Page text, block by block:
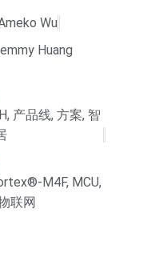
Wu
Huang
, 产品线, 方案, 智
M4F, MCU,
联网